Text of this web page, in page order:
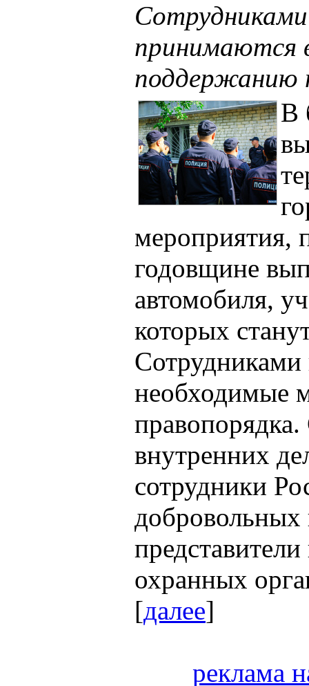
принимаются
поддержанию
В
мероприятия,
годовщине
автомобиля,
которых
необходимые
внутренних
сотрудники
охранных
[далее]
реклама